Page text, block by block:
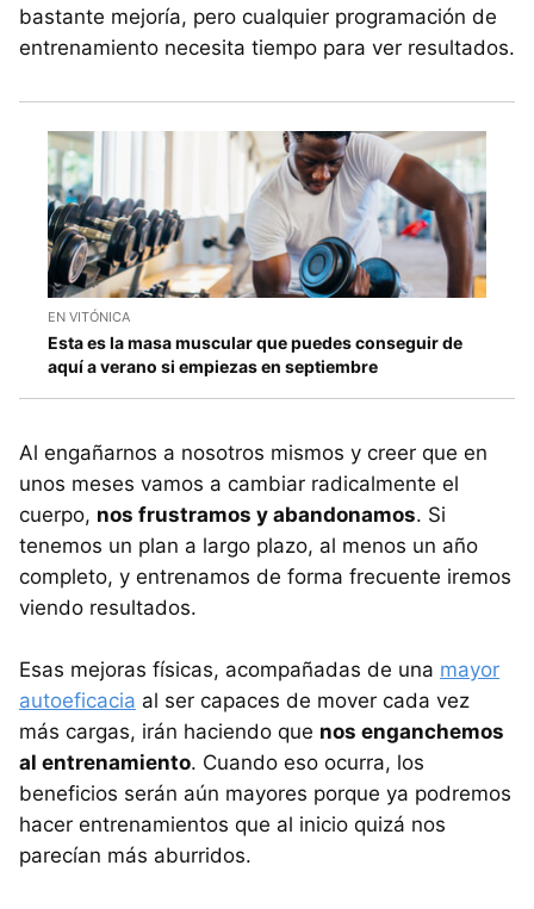
bastante mejoría, pero cualquier programación de
entrenamiento necesita tiempo para ver resultados.
EN VITÓNICA
Esta es la masa muscular que puedes conseguir de
aquí a verano si empiezas en septiembre
Al engañarnos a nosotros mismos y creer que en
unos meses vamos a cambiar radicalmente el
cuerpo, nos frustramos y abandonamos. Si
tenemos un plan a largo plazo, al menos un año
completo, y entrenamos de forma frecuente iremos
viendo resultados.
Esas mejoras físicas, acompañadas de una mayor
autoeficacia al ser capaces de mover cada vez
más cargas, irán haciendo que nos enganchemos
al entrenamiento. Cuando eso ocurra, los
beneficios serán aún mayores porque ya podremos
hacer entrenamientos que al inicio quizá nos
parecían más aburridos.